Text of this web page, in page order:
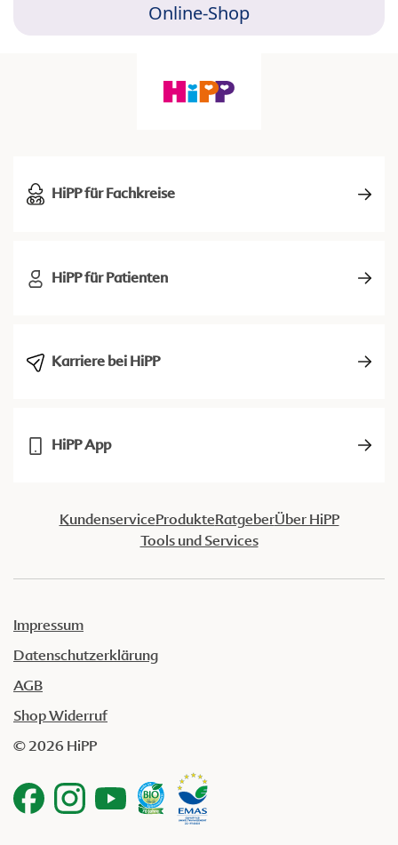
Online-Shop
HiPP für Fachkreise
HiPP für Patienten
Karriere bei HiPP
HiPP App
KundenserviceProdukteRatgeberÜber HiPP
Tools und Services
Impressum
Datenschutzerklärung
AGB
Shop Widerruf
© 2026 HiPP